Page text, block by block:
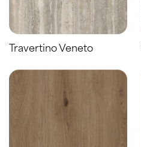
Travertino Veneto